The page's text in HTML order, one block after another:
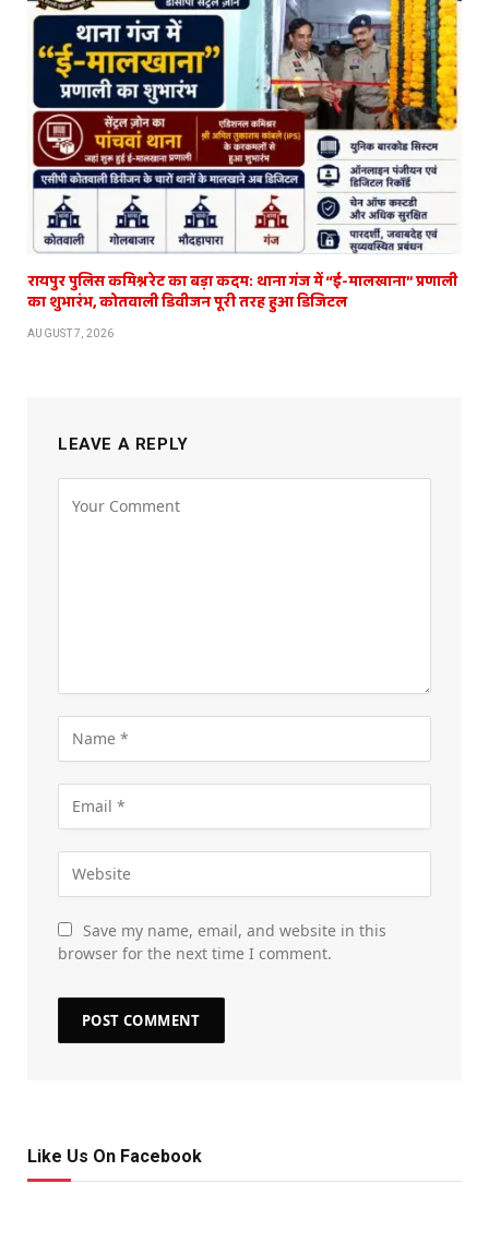
रायपुर पुलिस कमिश्नरेट का बड़ा कदम: थाना गंज में “ई-मालखाना” प्रणाली
का शुभारंभ, कोतवाली डिवीजन पूरी तरह हुआ डिजिटल
AUGUST 7, 2026
LEAVE A REPLY
Save my name, email, and website in this
browser for the next time I comment.
Like Us On Facebook